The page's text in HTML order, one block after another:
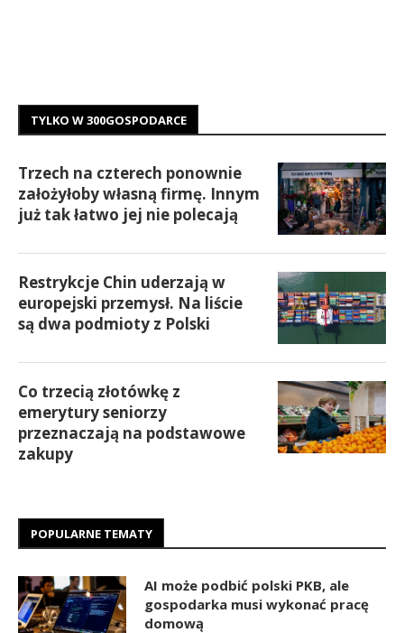
TYLKO W 300GOSPODARCE
Trzech na czterech ponownie
założyłoby własną firmę. Innym
już tak łatwo jej nie polecają
Restrykcje Chin uderzają w
europejski przemysł. Na liście
są dwa podmioty z Polski
Co trzecią złotówkę z
emerytury seniorzy
przeznaczają na podstawowe
zakupy
POPULARNE TEMATY
AI może podbić polski PKB, ale
gospodarka musi wykonać pracę
domową